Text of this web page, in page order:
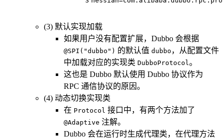
(3) 默认实现加载
如果用户没有配置扩展，Dubbo 会根据
@SPI("dubbo") 的默认值 dubbo ，从配置文件
中加载对应的实现类 DubboProtocol。
这也是 Dubbo 默认使用 Dubbo 协议作为
RPC 通信协议的原因。
(4) 动态切换实现类
在 Protocol 接口中，有两个方法加了
@Adaptive 注解。
Dubbo 会在运行时生成代理类，在代理方法